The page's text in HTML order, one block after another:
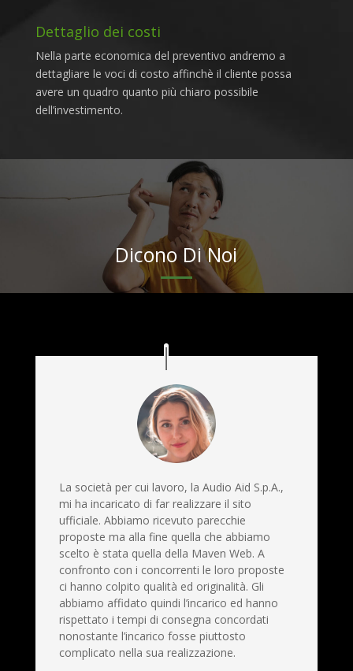
Dettaglio dei costi
Nella parte economica del preventivo andremo a
dettagliare le voci di costo affinchè il cliente possa
avere un quadro quanto più chiaro possibile
dell’investimento.
Dicono Di Noi
La società per cui lavoro, la Audio Aid S.p.A.,
mi ha incaricato di far realizzare il sito
ufficiale. Abbiamo ricevuto parecchie
proposte ma alla fine quella che abbiamo
scelto è stata quella della Maven Web. A
confronto con i concorrenti le loro proposte
ci hanno colpito qualità ed originalità. Gli
abbiamo affidato quindi l’incarico ed hanno
rispettato i tempi di consegna concordati
nonostante l’incarico fosse piuttosto
complicato nella sua realizzazione.